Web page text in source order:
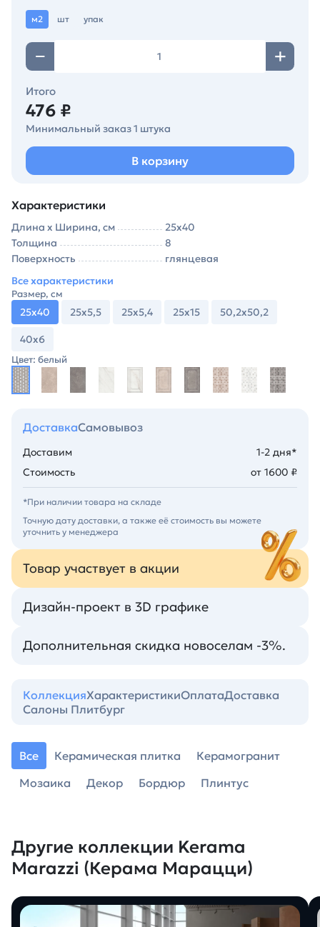
м2 шт упак
Итого
476 ₽
Минимальный заказ 1 штука
В корзину
Характеристики
Длина х Ширина, см
25х40
Толщина
8
Поверхность
глянцевая
Все характеристики
Размер, см
25х40 25х5,5 25х5,4 25х15 50,2х50,2
40х6
Цвет: белый
ДоставкаСамовывоз
Доставим
1-2 дня*
Стоимость
от 1600 ₽
*При наличии товара на складе
Точную дату доставки, а также её стоимость вы можете
уточнить у менеджера
Товар участвует в акции
Дизайн-проект в 3D графике
Дополнительная скидка новоселам -3%.
КоллекцияХарактеристикиОплатаДоставка
Салоны Плитбург
Все Керамическая плитка
Керамогранит
Мозаика
Декор Бордюр Плинтус
Другие коллекции Kerama
Marazzi (Керама Марацци)